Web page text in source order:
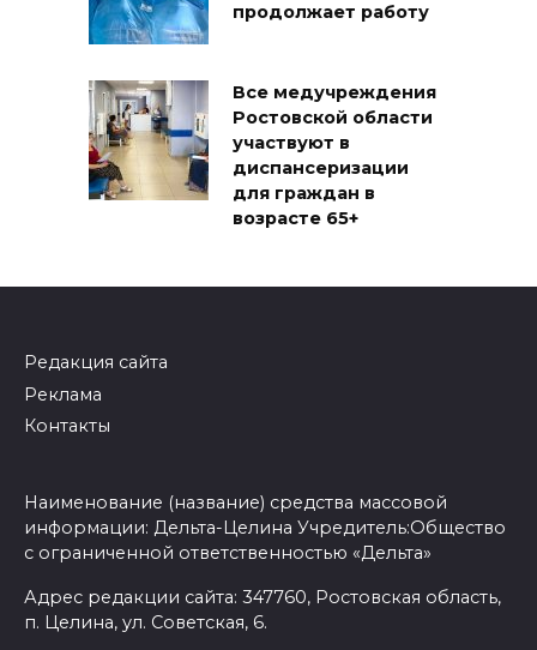
продолжает работу
Все медучреждения
Ростовской области
участвуют в
диспансеризации
для граждан в
возрасте 65+
Редакция сайта
Реклама
Контакты
Наименование (название) средства массовой
информации: Дельта-Целина Учредитель:Общество
с ограниченной ответственностью «Дельта»
Адрес редакции сайта: 347760, Ростовская область,
п. Целина, ул. Советская, 6.